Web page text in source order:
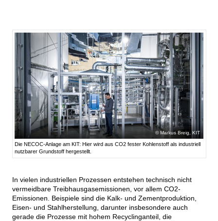
Markus Breig, KIT
Die NECOC-Anlage am KIT: Hier wird aus CO2 fester Kohlenstoff als industriell
nutzbarer Grundstoff hergestellt.
In vielen industriellen Prozessen entstehen technisch nicht
vermeidbare Treibhausgasemissionen, vor allem CO2-
Emissionen. Beispiele sind die Kalk- und Zementproduktion,
Eisen- und Stahlherstellung, darunter insbesondere auch
gerade die Prozesse mit hohem Recyclinganteil, die